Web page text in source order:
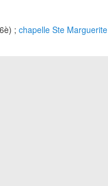
; chapelle Ste Marguerite